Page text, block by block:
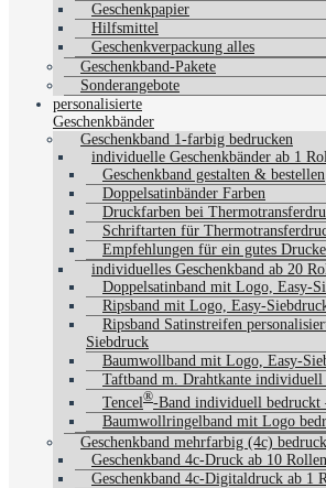
Geschenkpapier
Hilfsmittel
Geschenkverpackung alles
Geschenkband-Pakete
Sonderangebote
personalisierte
Geschenkbänder
Geschenkband 1-farbig bedrucken
individuelle Geschenkbänder ab 1
Geschenkband gestalten & bestellen
Doppelsatinbänder Farben
Druckfarben bei
Schriftarten für
Empfehlungen für ein gutes
individuelles Geschenkband ab 20
Doppelsatinband mit Logo, Easy-
Ripsband mit Logo, Easy-
Ripsband Satinstreifen
Siebdruck
Baumwollband mit Logo, Easy-
Taftband m. Drahtkante individuell
Tencel®-Band individuell bedruckt
Baumwollringelband mit Logo
Geschenkband mehrfarbig (4c)
Geschenkband 4c-Druck ab 10 Rollen
Geschenkband 4c-Digitaldruck ab 1